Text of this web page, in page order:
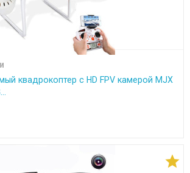
квадрокоптер c HD FPV камерой MJX
